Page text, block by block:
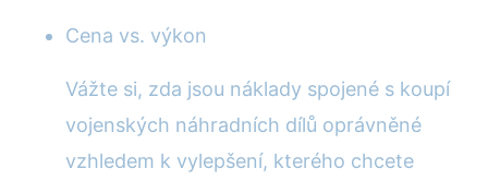
Cena vs. výkon
Vážte si, zda jsou náklady spojené s koupí
vojenských náhradních dílů oprávněné
vzhledem k vylepšení, kterého chcete